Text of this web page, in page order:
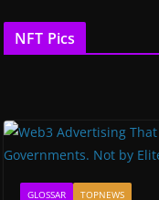
NFT Pics
GLOSSAR TOPNEWS